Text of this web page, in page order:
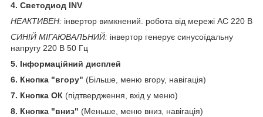
4. Светодиод INV
НЕАКТИВЕН: інвертор вимкнений. робота від мережі АС 220 В
СИНІЙ МІГАЮВАЛЬНИЙ: інвертор генерує синусоїдальну
напругу 220 В 50 Гц
5. Інформаційний дисплей
6. Кнопка "вгору" (Більше, меню вгору, навігація)
7. Кнопка ОК (підтвердження, вхід у меню)
8. Кнопка "вниз" (Меньше, меню вниз, навігація)